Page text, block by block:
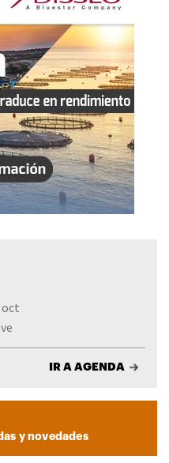
oct
IR A AGENDA
y novedades